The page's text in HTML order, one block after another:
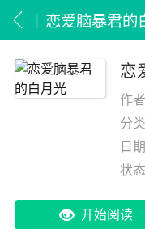
恋爱脑暴君的
恋
作
分
日
状态
开始阅读